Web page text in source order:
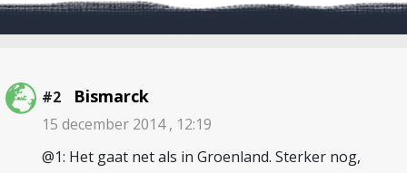
#2 Bismarck
15 december 2014 , 12:19
@1: Het gaat net als in Groenland. Sterker nog,